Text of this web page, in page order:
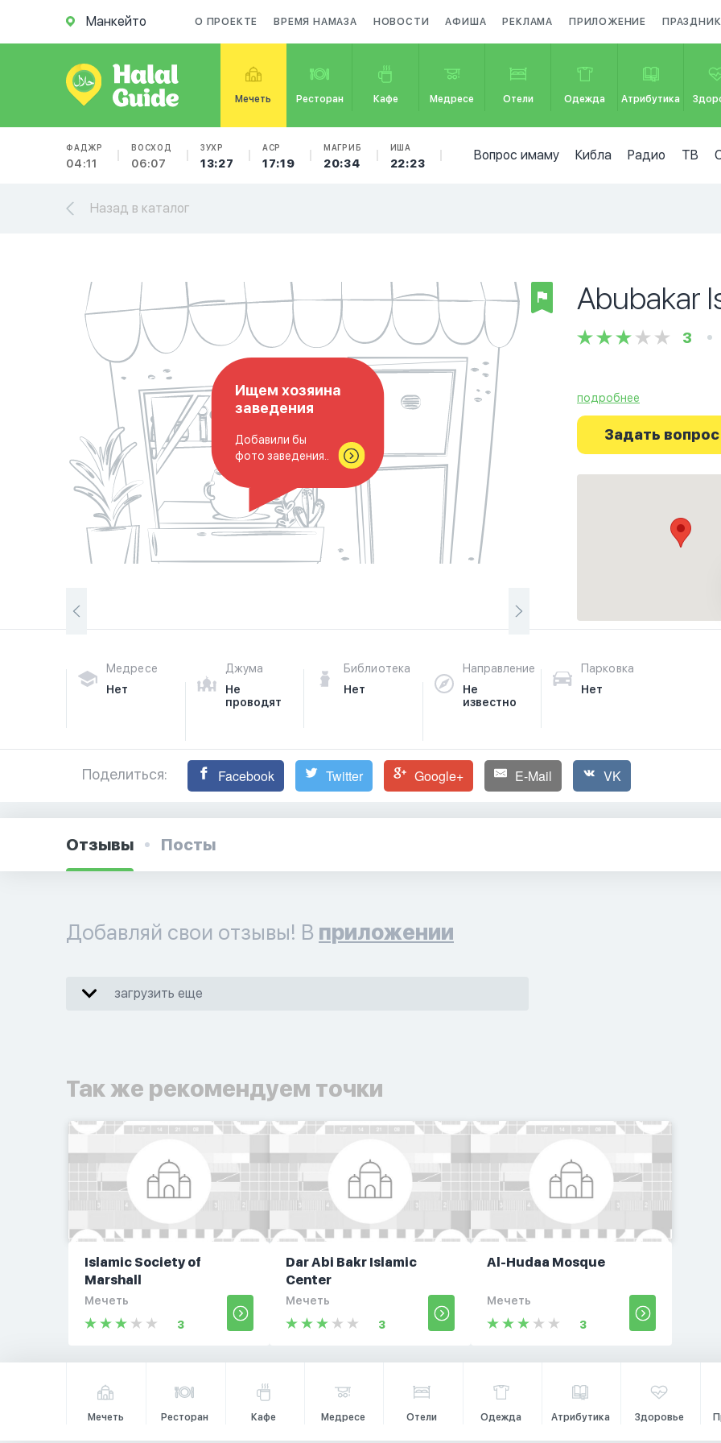
Манкейто О ПРОЕКТЕ ВРЕМЯ НАМАЗА НОВОСТИ АФИША РЕКЛАМА ПРИЛОЖЕНИЕ
Мечеть Ресторан Кафе Медресе Отели Одежда Атрибутика
ФАДЖР
04:11
ВОСХОД
06:07
ЗУХР
13:27
АСР
17:19
МАГРИБ
20:34
ИША
22:23
Вопрос имаму Кибла Радио ТВ
Назад в каталог
Ищем хозяина
заведения
Добавили бы
фото заведения..
Abubakar
3
Ознакомьтесь с
г.Манкейто на
путешествие
подробнее
Задать
Медресе
Нет
Джума
Не
проводят
Библиотека
Нет
Направление
Не
известно
Парковка
Нет
Поделиться: Facebook Twitter Google+ E-Mail VK
Отзывы Посты
Добавляй свои отзывы! В приложении
загрузить еще
Так же рекомендуем точки
Islamic Society of
Marshall
Мечеть
3
Dar Abi Bakr Islamic
Center
Мечеть
3
Al-Hudaa Mosque
Мечеть
3
Мечеть Ресторан Кафе Медресе Отели Одежда Атрибутика Здоровье